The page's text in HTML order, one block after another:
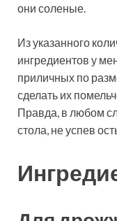
они соленые.
Из указанного
ингредиентов у
приличных по
сделать их
Правда, в любом
стола, не успев